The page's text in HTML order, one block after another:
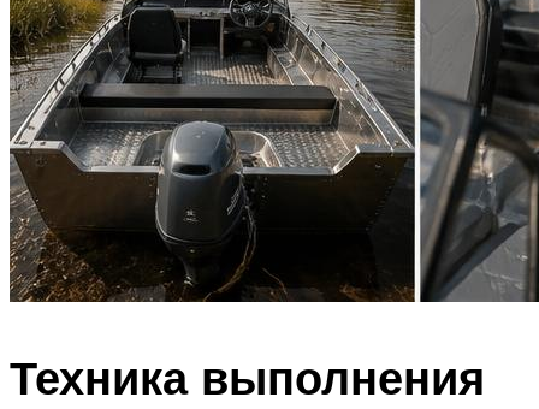
Техника выполнения